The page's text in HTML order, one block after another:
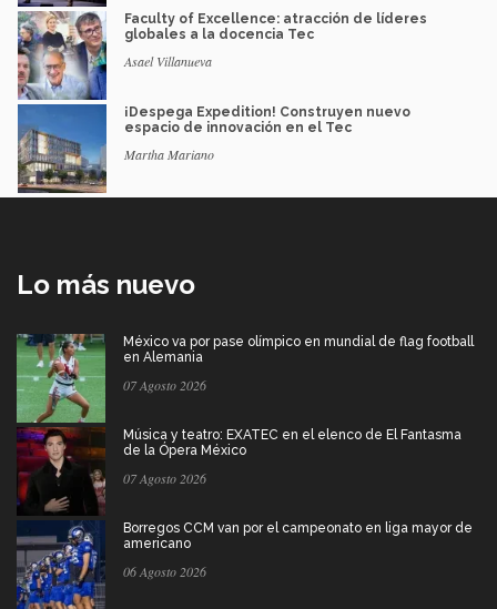
Faculty of Excellence: atracción de líderes
globales a la docencia Tec
Asael Villanueva
¡Despega Expedition! Construyen nuevo
espacio de innovación en el Tec
Martha Mariano
Lo más nuevo
México va por pase olímpico en mundial de flag football
en Alemania
07 Agosto 2026
Música y teatro: EXATEC en el elenco de El Fantasma
de la Ópera México
07 Agosto 2026
Borregos CCM van por el campeonato en liga mayor de
americano
06 Agosto 2026